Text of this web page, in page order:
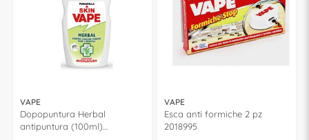
VAPE
Dopopuntura Herbal
antipuntura (100ml)
VAPE
Esca anti formiche 2 pz
2018995